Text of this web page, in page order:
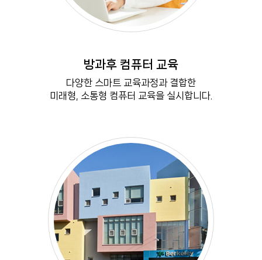
방과후 컴퓨터 교육
다양한 스마트 교육과정과 결합한
미래형, 소통형 컴퓨터 교육을 실시합니다.
MORE VIEW